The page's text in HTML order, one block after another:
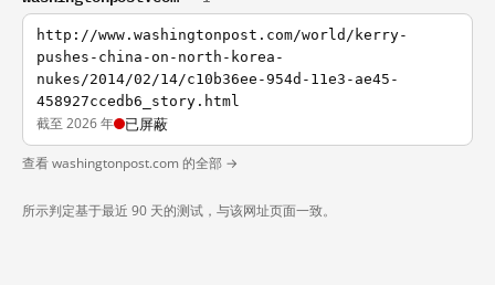
http://www.washingtonpost.com/world/kerry-
pushes-china-on-north-korea-
nukes/2014/02/14/c10b36ee-954d-11e3-ae45-
458927ccedb6_story.html
截至 2026 年 已屏蔽
查看 washingtonpost.com 的全部 →
所示判定基于最近 90 天的测试，与该网址页面一致。